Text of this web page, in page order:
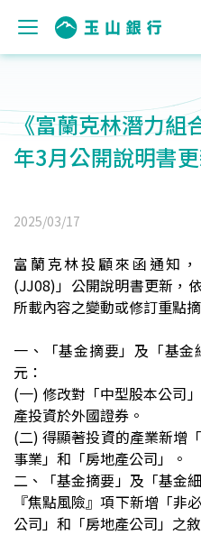
《富蘭克林潛力組
年3月公開說明書
2025/03/17
富蘭克林投顧來函通知
(JJ08)」公開說明書更新，
所載內容之變動或修訂重點
一、「基金摘要」及「基
元：
(一) 修改對「中型股本公司
產投資於外國證券。
(二) 得顯著投資的產業新增
事業」和「房地產公司」。
二、「基金摘要」及「基金
『焦點風險』項下新增「非
公司」和「房地產公司」之